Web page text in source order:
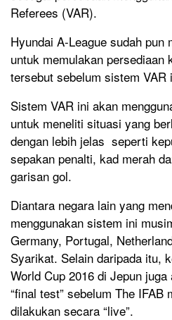
Referees (VAR).
Hyundai A-League sudah pun
untuk memulakan persediaan
tersebut sebelum sistem VAR
Sistem VAR ini akan
untuk meneliti situasi yang
dengan lebih jelas seperti
sepakan penalti, kad merah
garisan gol.
Diantara negara lain yang
menggunakan sistem ini
Germany, Portugal,
Syarikat. Selain daripada itu,
World Cup 2016 di Jepun
“final test” sebelum The IFAB
dilakukan secara “live”.